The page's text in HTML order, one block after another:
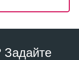
Задайте